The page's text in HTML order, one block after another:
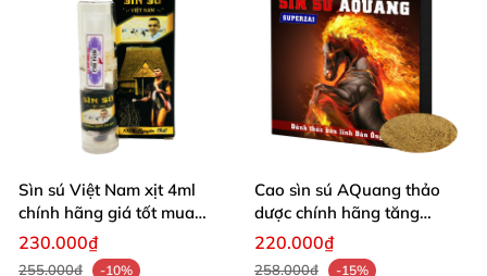
Sìn sú Việt Nam xịt 4ml
chính hãng giá tốt mua
ngay
230.000₫
255.000₫
-10%
Cao sìn sú AQuang thảo
dược chính hãng tăng
cường sinh lý nam hiệu quả
220.000₫
258.000₫
-15%